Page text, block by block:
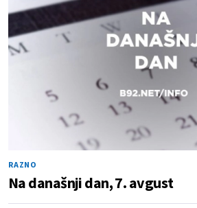
RAZNO
Na današnji dan, 7. avgust